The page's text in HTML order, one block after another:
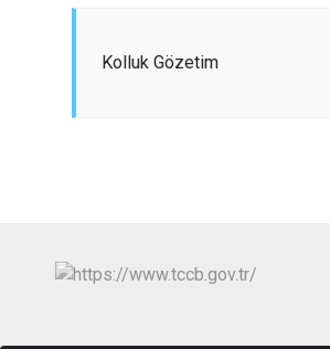
Kolluk Gözetim